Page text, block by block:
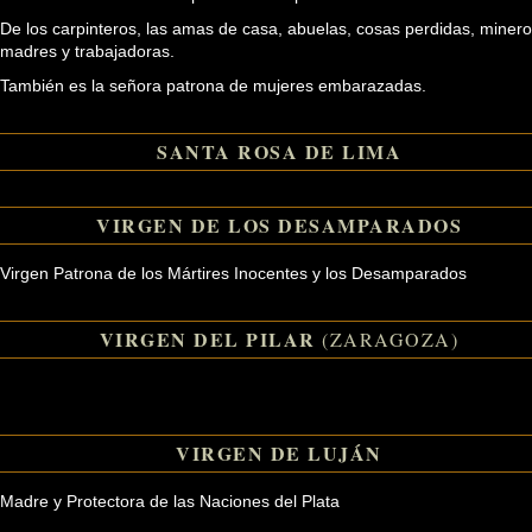
De los carpinteros, las amas de casa, abuelas, cosas perdidas,
madres y trabajadoras.
También es la señora patrona de mujeres embarazadas.
SANTA ROSA DE LIMA
VIRGEN DE LOS DESAMPARADOS
Virgen Patrona de los Mártires Inocentes y los Desamparados
VIRGEN DEL PILAR (ZARAGOZA)
VIRGEN DE LUJÁN
Madre y Protectora de las Naciones del Plata